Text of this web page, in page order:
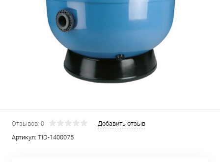
Отзывов: 0
Добавить отзыв
Артикул: TID-1400075